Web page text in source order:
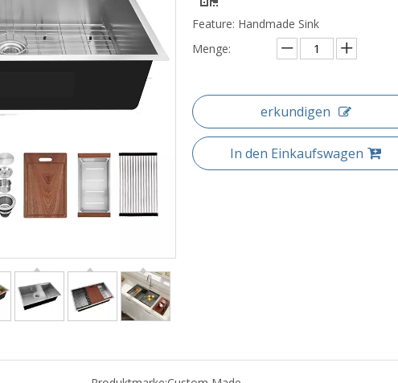
Feature: Handmade Sink
Menge:
erkundigen
In den Einkaufswagen